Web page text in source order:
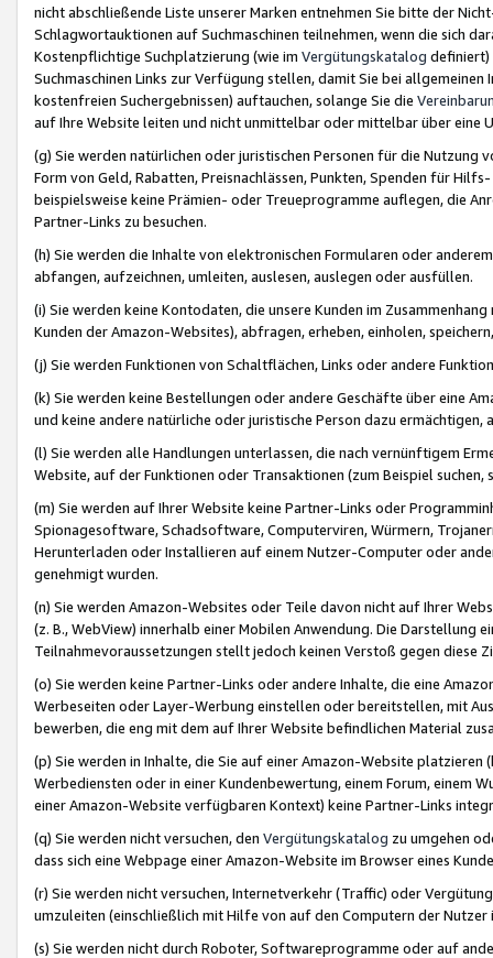
nicht abschließende Liste unserer Marken entnehmen Sie bitte der
Schlagwortauktionen auf Suchmaschinen teilnehmen, wenn die sich
Kostenpflichtige Suchplatzierung (wie im Vergütungskatalog definiert)
Suchmaschinen Links zur Verfügung stellen, damit Sie bei
kostenfreien Suchergebnissen) auftauchen, solange Sie die
auf Ihre Website leiten und nicht unmittelbar oder mittelbar über eine
(g) Sie werden natürlichen oder juristischen Personen für die Nutzung
Form von Geld, Rabatten, Preisnachlässen, Punkten, Spenden für
beispielsweise keine Prämien- oder Treueprogramme auflegen, die
Partner-Links zu besuchen.
(h) Sie werden die Inhalte von elektronischen Formularen oder
abfangen, aufzeichnen, umleiten, auslesen, auslegen oder ausfüllen.
(i) Sie werden keine Kontodaten, die unsere Kunden im
Kunden der Amazon-Websites), abfragen, erheben, einholen,
(j) Sie werden Funktionen von Schaltflächen, Links oder andere
(k) Sie werden keine Bestellungen oder andere Geschäfte über eine
und keine andere natürliche oder juristische Person dazu
(l) Sie werden alle Handlungen unterlassen, die nach vernünftigem
Website, auf der Funktionen oder Transaktionen (zum Beispiel
(m) Sie werden auf Ihrer Website keine Partner-Links oder
Spionagesoftware, Schadsoftware, Computerviren, Würmern,
Herunterladen oder Installieren auf einem Nutzer-Computer oder
genehmigt wurden.
(n) Sie werden Amazon-Websites oder Teile davon nicht auf Ihrer
(z. B., WebView) innerhalb einer Mobilen Anwendung. Die Darstellung
Teilnahmevoraussetzungen stellt jedoch keinen Verstoß gegen diese
(o) Sie werden keine Partner-Links oder andere Inhalte, die eine
Werbeseiten oder Layer-Werbung einstellen oder bereitstellen, mit
bewerben, die eng mit dem auf Ihrer Website befindlichen Material
(p) Sie werden in Inhalte, die Sie auf einer Amazon-Website
Werbediensten oder in einer Kundenbewertung, einem Forum, einem
einer Amazon-Website verfügbaren Kontext) keine Partner-Links
(q) Sie werden nicht versuchen, den Vergütungskatalog zu umgehen
dass sich eine Webpage einer Amazon-Website im Browser eines
(r) Sie werden nicht versuchen, Internetverkehr (Traffic) oder
umzuleiten (einschließlich mit Hilfe von auf den Computern der
(s) Sie werden nicht durch Roboter, Softwareprogramme oder auf